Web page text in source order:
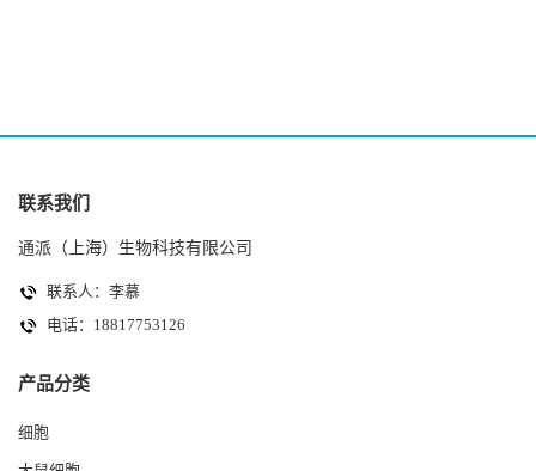
联系我们
通派（上海）生物科技有限公司
联系人：李慕
电话：18817753126
产品分类
细胞